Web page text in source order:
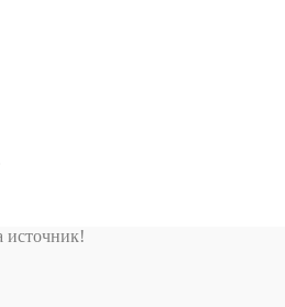
источник!